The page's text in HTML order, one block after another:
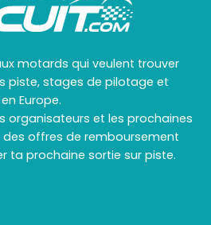
motards qui veulent trouver
piste, stages de pilotage et
Europe.
organisateurs et les prochaines
offres de remboursement
ta prochaine sortie sur piste.